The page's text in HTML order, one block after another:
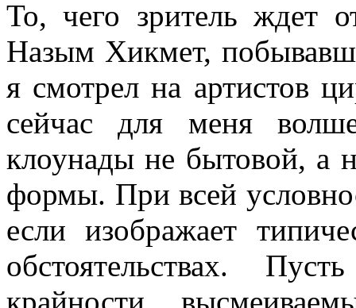
То, чего зритель ждет
Назым Хикмет,
я смотрел на артистов
сейчас для меня
клоунады не бытовой, а
формы. При всей
если изображает
обстоятельствах.